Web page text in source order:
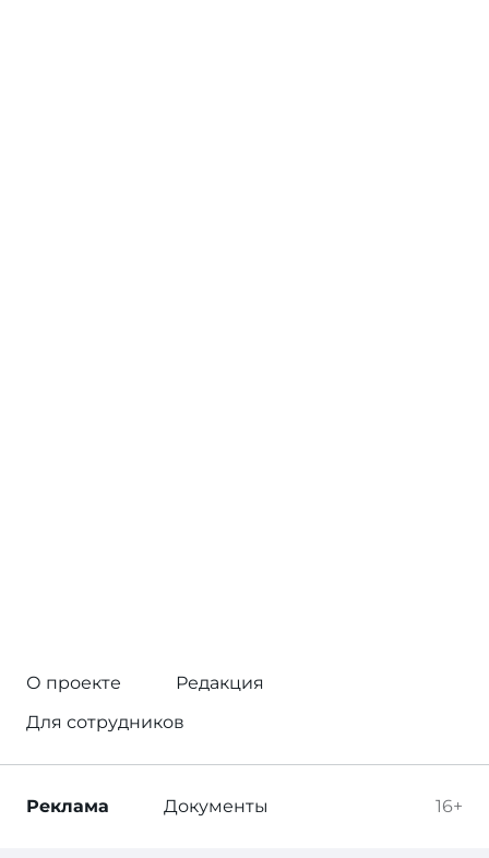
О проекте
Редакция
Для сотрудников
16+
Реклама Документы